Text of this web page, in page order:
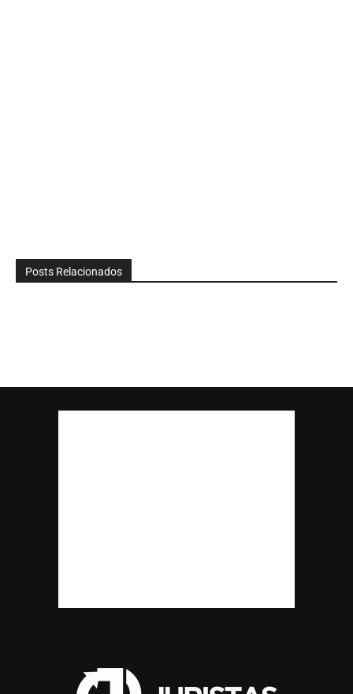
Posts Relacionados